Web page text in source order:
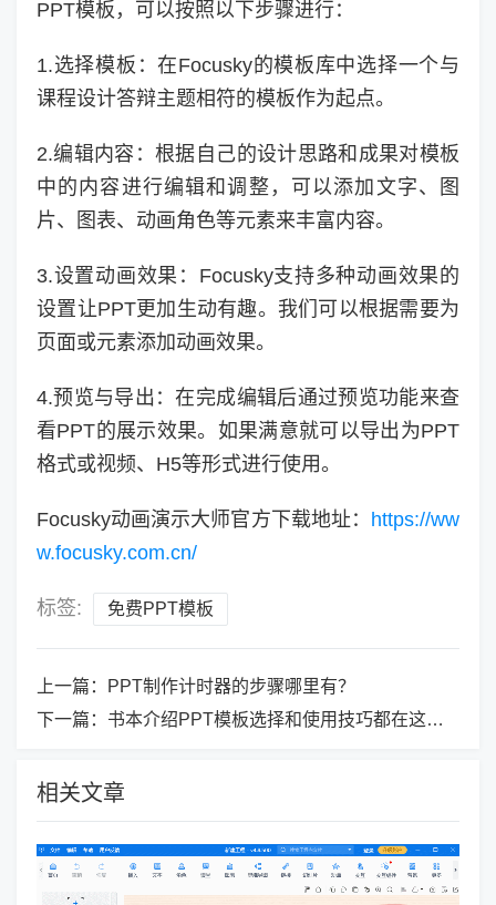
PPT模板，可以按照以下步骤进行：
1.选择模板：在Focusky的模板库中选择一个与
课程设计答辩主题相符的模板作为起点。
2.编辑内容：根据自己的设计思路和成果对模板
中的内容进行编辑和调整，可以添加文字、图
片、图表、动画角色等元素来丰富内容。
3.设置动画效果：Focusky支持多种动画效果的
设置让PPT更加生动有趣。我们可以根据需要为
页面或元素添加动画效果。
4.预览与导出：在完成编辑后通过预览功能来查
看PPT的展示效果。如果满意就可以导出为PPT
格式或视频、H5等形式进行使用。
Focusky动画演示大师官方下载地址： https://ww
w.focusky.com.cn/
标签: 免费PPT模板
上一篇：
PPT制作计时器的步骤哪里有？
下一篇： 书本介绍PPT模板选择和使用技巧都在这里！
相关文章